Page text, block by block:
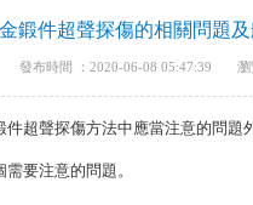
鍛件超聲探傷的相關問題
發布時間 ：2020-06-08 05:47:39 瀏
件超聲探傷方法中應當注意的問題
要注意的問題。